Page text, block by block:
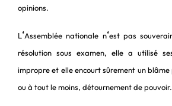
opinions.
L‘Assemblée nationale n‘est pas
résolution sous examen, elle a utilisé
impropre et elle encourt sûrement un
ou à tout le moins, détournement de pouvoir.